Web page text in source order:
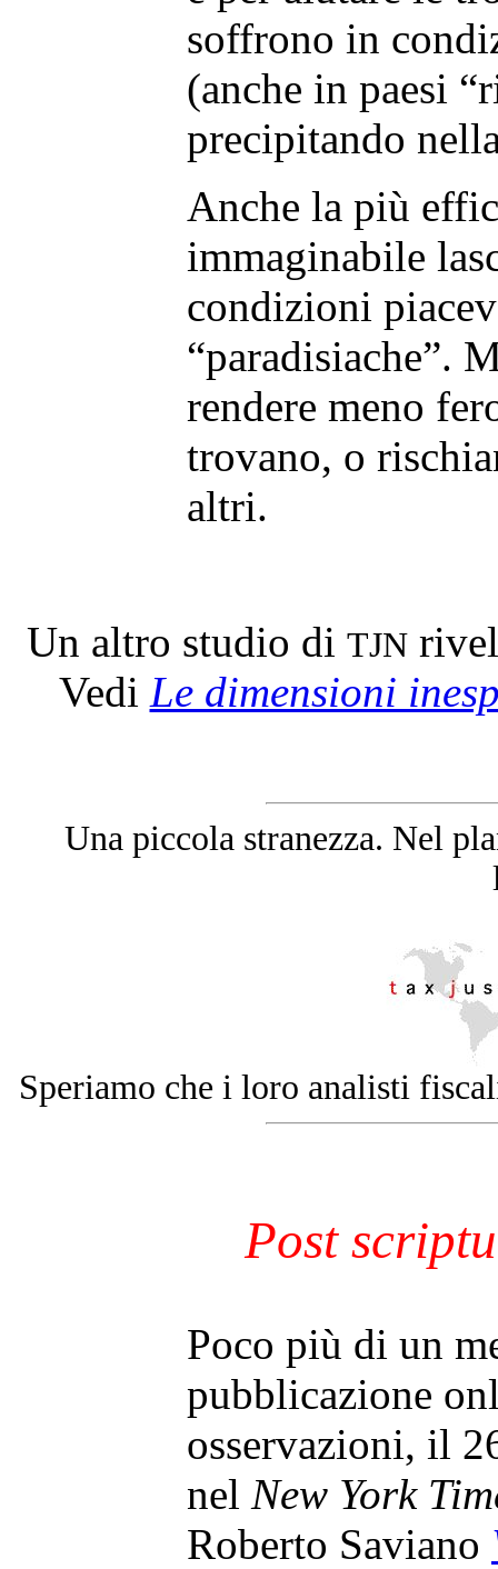
soffrono in
(anche in paesi
precipitando
Anche la più
immaginabile
condizioni
“paradisiache”.
rendere meno
trovano, o
altri.
Un altro studio di TJN
Vedi Le dimensioni
Una piccola stranezza. Nel
Speriamo che i loro analisti
Post
Poco più di un
pubblicazione
osservazioni, il
nel New York
Roberto Saviano